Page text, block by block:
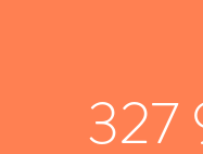
327